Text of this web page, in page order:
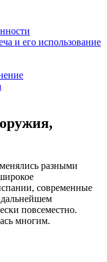
и его использование
разными
современные
повсеместно.
многим.